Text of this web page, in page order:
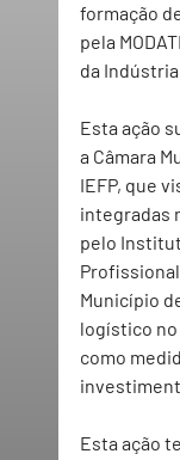
formação
pela
da
Esta ação
a Câmara
IEFP, que
integradas
pelo
Município
logístico
como
Esta ação